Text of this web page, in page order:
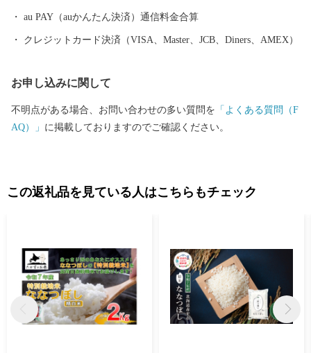
au PAY（auかんたん決済）通信料金合算
クレジットカード決済（VISA、Master、JCB、Diners、AMEX）
お申し込みに関して
不明点がある場合、お問い合わせの多い質問を 「よくある質問（F
AQ）」 に掲載しておりますのでご確認ください。
この返礼品を見ている人はこちらもチェック